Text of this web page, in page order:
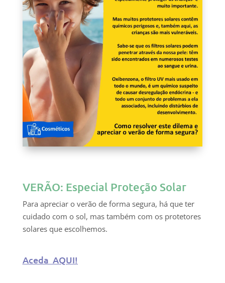
VERÃO: Especial Proteção Solar
Para apreciar o verão de forma segura, há que ter
cuidado com o sol, mas também com os protetores
solares que escolhemos.
Aceda AQUI!